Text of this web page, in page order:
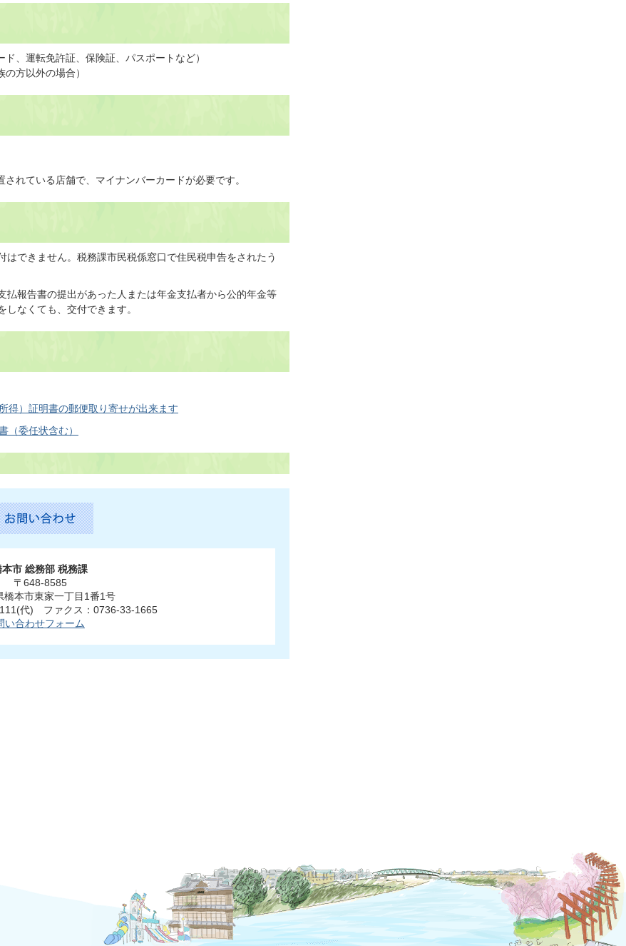
、運転免許証、保険証、パスポートなど）
方以外の場合）
れている店舗で、マイナンバーカードが必要です。
できません。税務課市民税係窓口で住民税申告をされたう
払報告書の提出があった人または年金支払者から公的年金等
なくても、交付できます。
得）証明書の郵便取り寄せが出来ます
（委任状含む）
本市 総務部 税務課
〒648-8585
橋本市東家一丁目1番1号
代) ファクス：0736-33-1665
い合わせフォーム